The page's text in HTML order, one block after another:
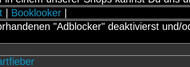
Booklooker
"Adblocker" deaktivierst und/